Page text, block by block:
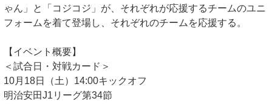
ゃん」と「コジコジ」が、それぞれが応援するチームのユニ
フォームを着て登場し、それぞれのチームを応援する。
【イベント概要】
＜試合日・対戦カード＞
10月18日（土）14:00キックオフ
明治安田J1リーグ第34節